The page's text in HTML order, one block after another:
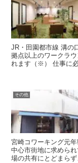
JR・田園都市線 溝の
拠点以上のワークラ
れます（※） 仕事に必
その他
宮崎コワーキング元
中心市街地に求めら
場の共有にとどまら